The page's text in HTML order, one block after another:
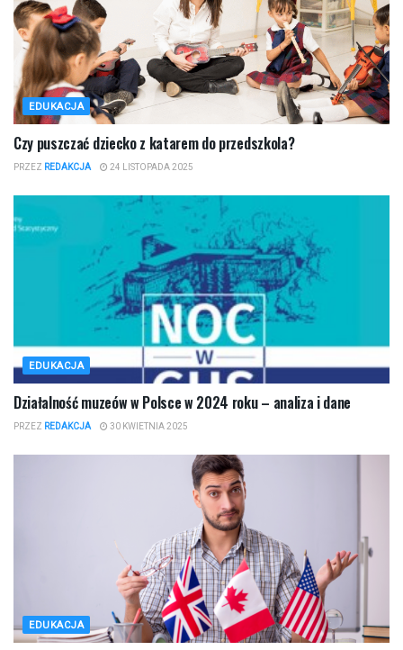
EDUKACJA
Czy puszczać dziecko z katarem do przedszkola?
PRZEZ REDAKCJA 24 LISTOPADA 2025
EDUKACJA
Działalność muzeów w Polsce w 2024 roku – analiza i dane
PRZEZ REDAKCJA 30 KWIETNIA 2025
EDUKACJA